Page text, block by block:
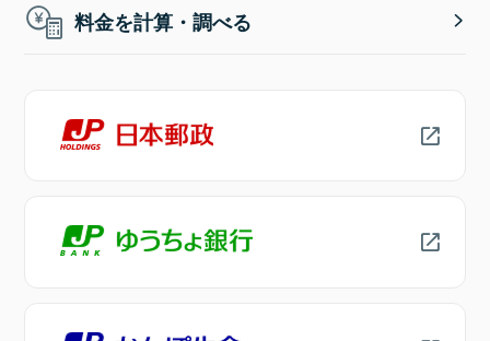
料金を計算・調べる